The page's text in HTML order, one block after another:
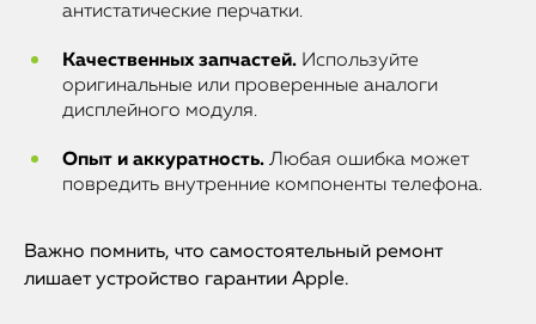
антистатические перчатки.
Качественных запчастей. Используйте
оригинальные или проверенные аналоги
дисплейного модуля.
Опыт и аккуратность. Любая ошибка может
повредить внутренние компоненты телефона.
Важно помнить, что самостоятельный ремонт
лишает устройство гарантии Apple.